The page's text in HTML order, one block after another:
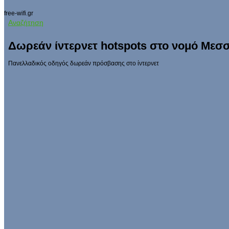
free-wifi.gr
Αναζήτηση
Δωρεάν ίντερνετ hotspots στο νομό
Πανελλαδικός οδηγός δωρεάν πρόσβασης στο ίντερνετ